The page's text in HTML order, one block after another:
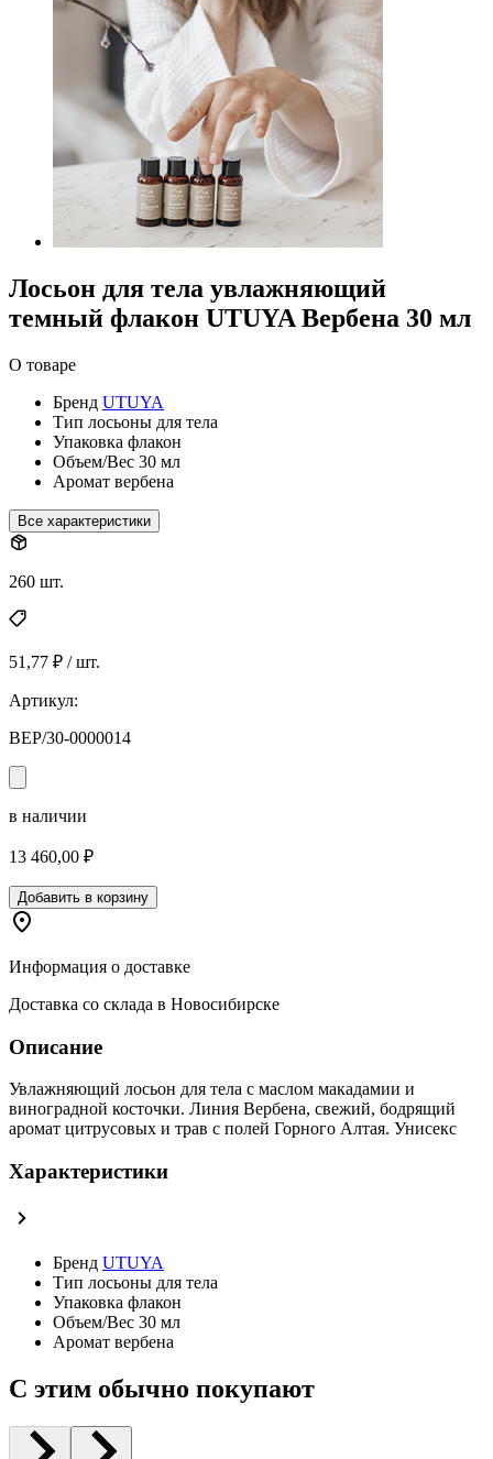
Лосьон для тела увлажняющий
темный флакон UTUYA Вербена 30 мл
О товаре
Бренд UTUYA
Тип лосьоны для тела
Упаковка флакон
Объем/Вес 30 мл
Аромат вербена
Все характеристики
260 шт.
51,77 ₽ / шт.
Артикул:
ВЕР/30-0000014
в наличии
13 460,00 ₽
Добавить в корзину
Информация о доставке
Доставка со склада в Новосибирске
Описание
Увлажняющий лосьон для тела с маслом макадамии и
виноградной косточки. Линия Вербена, свежий, бодрящий
аромат цитрусовых и трав с полей Горного Алтая. Унисекс
Характеристики
Бренд UTUYA
Тип лосьоны для тела
Упаковка флакон
Объем/Вес 30 мл
Аромат вербена
С этим обычно покупают